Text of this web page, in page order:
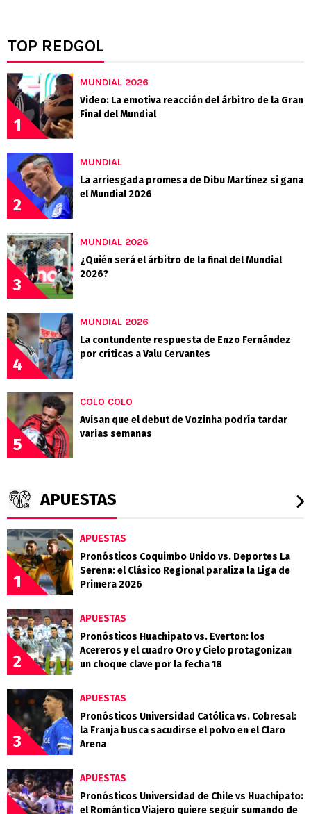
TOP REDGOL
1
MUNDIAL 2026
Video: La emotiva reacción del árbitro de la Gran
Final del Mundial
2
MUNDIAL
La arriesgada promesa de Dibu Martínez si gana
el Mundial 2026
3
MUNDIAL 2026
¿Quién será el árbitro de la final del Mundial
2026?
4
MUNDIAL 2026
La contundente respuesta de Enzo Fernández
por críticas a Valu Cervantes
5
COLO COLO
Avisan que el debut de Vozinha podría tardar
varias semanas
APUESTAS
1
APUESTAS
Pronósticos Coquimbo Unido vs. Deportes La
Serena: el Clásico Regional paraliza la Liga de
Primera 2026
2
APUESTAS
Pronósticos Huachipato vs. Everton: los
Acereros y el cuadro Oro y Cielo protagonizan
un choque clave por la fecha 18
3
APUESTAS
Pronósticos Universidad Católica vs. Cobresal:
la Franja busca sacudirse el polvo en el Claro
Arena
APUESTAS
Pronósticos Universidad de Chile vs Huachipato:
el Romántico Viajero quiere seguir sumando de